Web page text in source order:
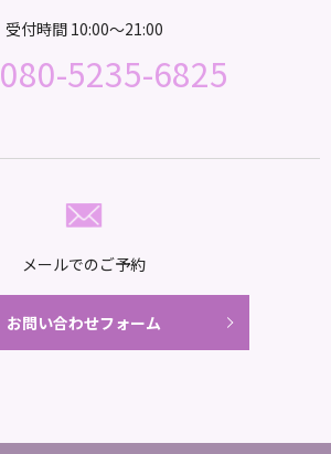
受付時間 10:00～21:00
080-5235-6825
メールでのご予約
お問い合わせフォーム